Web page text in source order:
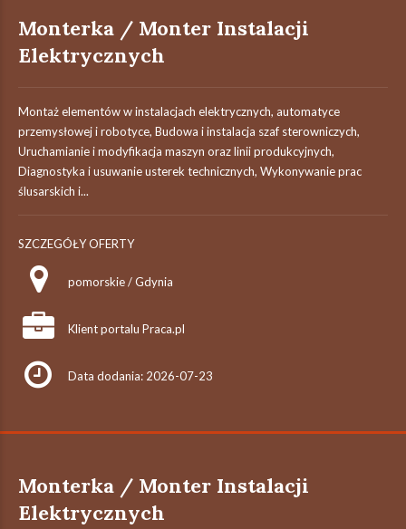
Monterka / Monter Instalacji
Elektrycznych
Montaż elementów w instalacjach elektrycznych, automatyce
przemysłowej i robotyce, Budowa i instalacja szaf sterowniczych,
Uruchamianie i modyfikacja maszyn oraz linii produkcyjnych,
Diagnostyka i usuwanie usterek technicznych, Wykonywanie prac
ślusarskich i...
SZCZEGÓŁY OFERTY
pomorskie / Gdynia
Klient portalu Praca.pl
Data dodania: 2026-07-23
Monterka / Monter Instalacji
Elektrycznych